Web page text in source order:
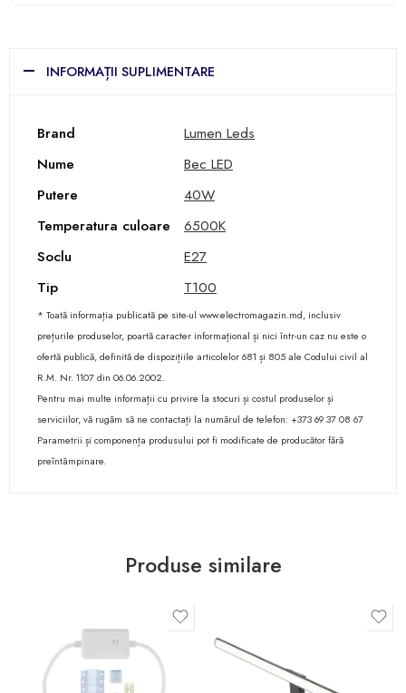
INFORMAȚII SUPLIMENTARE
Brand
Lumen Leds
Nume
Bec LED
Putere
40W
Temperatura culoare
6500K
Soclu
E27
Tip
T100
* Toată informația publicată pe site-ul www.electromagazin.md, inclusiv
prețurile produselor, poartă caracter informațional și nici într-un caz nu este o
ofertă publică, definită de dispozițiile articolelor 681 și 805 ale Codului civil al
R.M. Nr. 1107 din 06.06.2002.
Pentru mai multe informații cu privire la stocuri și costul produselor și
serviciilor, vă rugăm să ne contactați la numărul de telefon: +373 69 37 08 67
Parametrii și componența produsului pot fi modificate de producător fără
preîntâmpinare.
Produse similare